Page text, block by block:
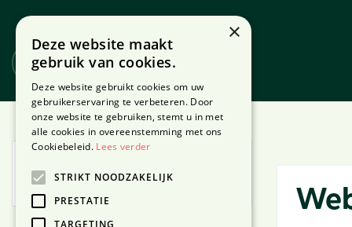
naar
content
Home Producten
Website Webshop
20:00
×
Deze website maakt
gebruik van cookies.
Deze website gebruikt cookies om uw
gebruikerservaring te verbeteren. Door
onze website te gebruiken, stemt u in met
alle cookies in overeenstemming met ons
Cookiebeleid. Lees verder
STRIKT NOODZAKELIJK
PRESTATIE
TARGETING